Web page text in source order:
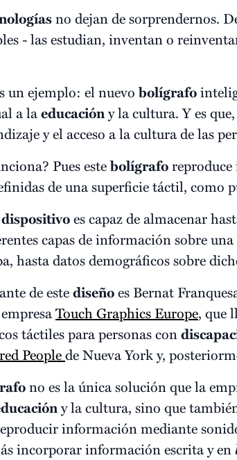
no dejan de sorprendernos.
- las estudian, inventan o
un ejemplo: el nuevobolígrafo
a laeducacióny la cultura. Y es
y el acceso a la cultura de las
Pues estebolígrafo
de una superficie táctil, como
dispositivoes capaz de almacenar
capas de información sobre
hasta datos demográficos sobre
de estediseñoes Bernat
Touch Graphics Europe, que
táctiles para personas con
Peoplede Nueva York y,
no es la única solución que la
y la cultura, sino que
información mediante
incorporar información escrita y en